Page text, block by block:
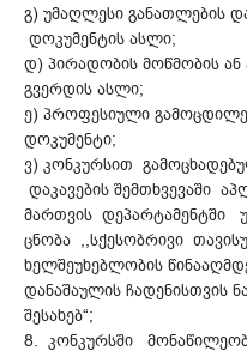
გ) უმაღლესი განათლების
დოკუმენტის ასლი;
დ) პირადობის მოწმობის ან
გვერდის ასლი;
ე) პროფესიული
დოკუმენტი;
ვ) კონკურსით
დაკავების შემთხვევაში
მართვის დეპარტამენტში
ცნობა ,,სქესობრივი
ხელშეუხებლობის
დანაშაულის ჩადენისთვის
შესახებ“;
8. კონკურსში